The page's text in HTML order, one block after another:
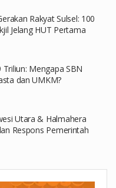
Rakyat Sulsel: 100
Jelang HUT Pertama
Triliun: Mengapa SBN
dan UMKM?
Utara & Halmahera
Respons Pemerintah